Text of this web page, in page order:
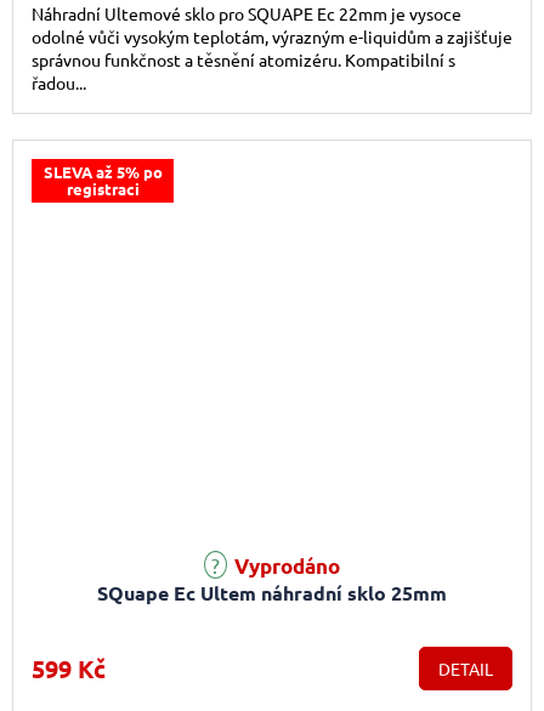
Náhradní Ultemové sklo pro SQUAPE Ec 22mm je vysoce
odolné vůči vysokým teplotám, výrazným e-liquidům a zajišťuje
správnou funkčnost a těsnění atomizéru. Kompatibilní s
řadou...
SLEVA až 5% po
registraci
SQuape Ec Ultem náhradní sklo 25mm
Vyprodáno
599 Kč DETAIL